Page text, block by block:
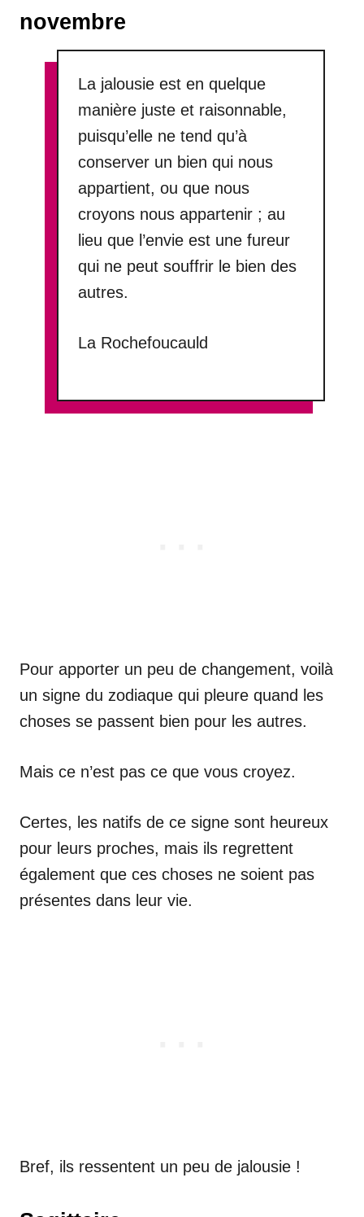
novembre
La jalousie est en quelque
manière juste et raisonnable,
puisqu’elle ne tend qu’à
conserver un bien qui nous
appartient, ou que nous
croyons nous appartenir ; au
lieu que l’envie est une fureur
qui ne peut souffrir le bien des
autres.
La Rochefoucauld
Pour apporter un peu de changement, voilà
un signe du zodiaque qui pleure quand les
choses se passent bien pour les autres.
Mais ce n’est pas ce que vous croyez.
Certes, les natifs de ce signe sont heureux
pour leurs proches, mais ils regrettent
également que ces choses ne soient pas
présentes dans leur vie.
Bref, ils ressentent un peu de jalousie !